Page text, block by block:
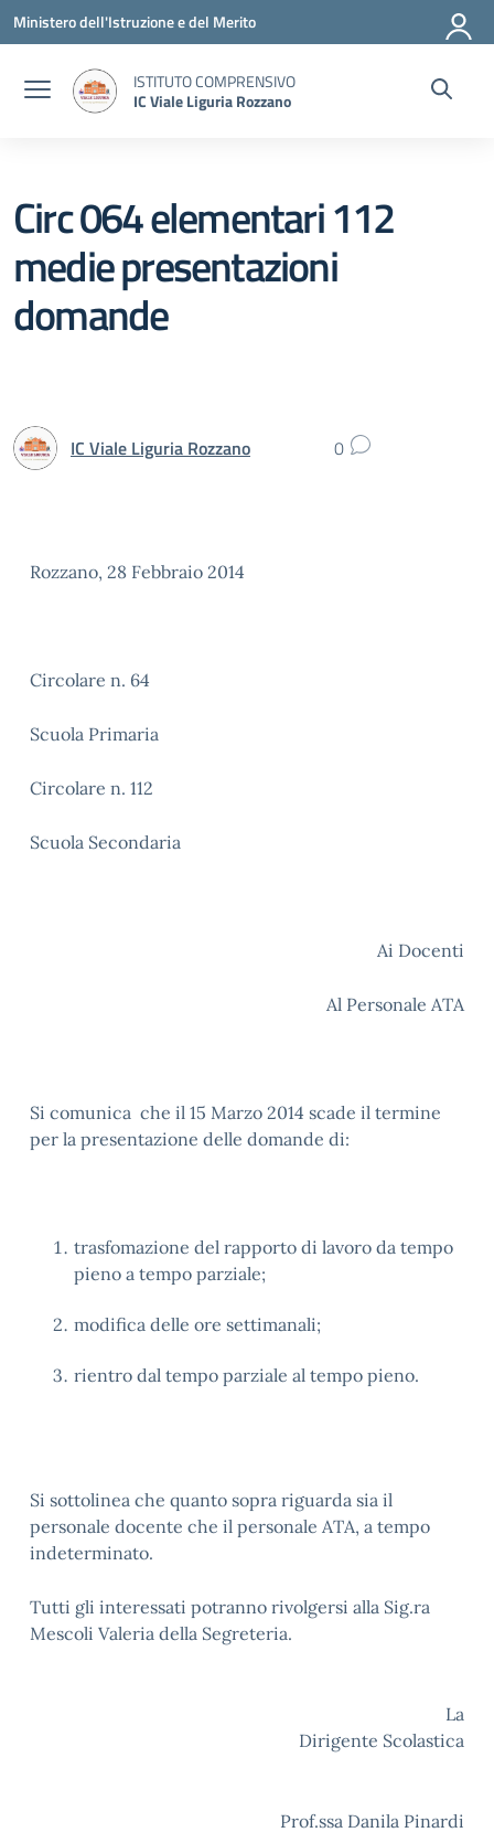
Vai ai contenuti
Vai al menu di navigazione
Vai al footer
Ministero dell'Istruzione e del Merito
ISTITUTO COMPRENSIVO
IC Viale Liguria Rozzano
Circ 064 elementari 112
medie presentazioni
domande
IC Viale Liguria Rozzano 0
Rozzano, 28 Febbraio 2014
Circolare n. 64
Scuola Primaria
Circolare n. 112
Scuola Secondaria
Ai Docenti
Al Personale ATA
Si comunica che il 15 Marzo 2014 scade il termine
per la presentazione delle domande di:
trasfomazione del rapporto di lavoro da tempo
pieno a tempo parziale;
modifica delle ore settimanali;
rientro dal tempo parziale al tempo pieno.
Si sottolinea che quanto sopra riguarda sia il
personale docente che il personale ATA, a tempo
indeterminato.
Tutti gli interessati potranno rivolgersi alla Sig.ra
Mescoli Valeria della Segreteria.
La
Dirigente Scolastica
Prof.ssa Danila Pinardi